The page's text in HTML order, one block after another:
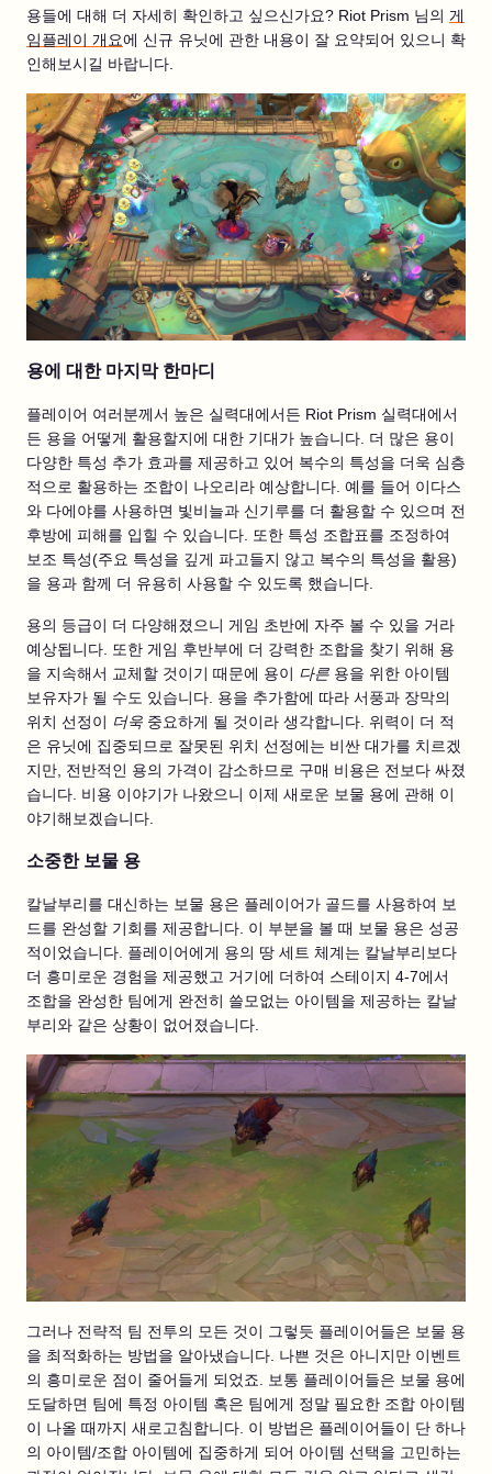
용들에 대해 더 자세히 확인하고 싶으신가요? Riot Prism 님의 게
임플레이 개요에 신규 유닛에 관한 내용이 잘 요약되어 있으니 확
인해보시길 바랍니다.
용에 대한 마지막 한마디
플레이어 여러분께서 높은 실력대에서든 Riot Prism 실력대에서
든 용을 어떻게 활용할지에 대한 기대가 높습니다. 더 많은 용이
다양한 특성 추가 효과를 제공하고 있어 복수의 특성을 더욱 심층
적으로 활용하는 조합이 나오리라 예상합니다. 예를 들어 이다스
와 다에야를 사용하면 빛비늘과 신기루를 더 활용할 수 있으며 전
후방에 피해를 입힐 수 있습니다. 또한 특성 조합표를 조정하여
보조 특성(주요 특성을 깊게 파고들지 않고 복수의 특성을 활용)
을 용과 함께 더 유용히 사용할 수 있도록 했습니다.
용의 등급이 더 다양해졌으니 게임 초반에 자주 볼 수 있을 거라
예상됩니다. 또한 게임 후반부에 더 강력한 조합을 찾기 위해 용
을 지속해서 교체할 것이기 때문에 용이 다른 용을 위한 아이템
보유자가 될 수도 있습니다. 용을 추가함에 따라 서풍과 장막의
위치 선정이 더욱 중요하게 될 것이라 생각합니다. 위력이 더 적
은 유닛에 집중되므로 잘못된 위치 선정에는 비싼 대가를 치르겠
지만, 전반적인 용의 가격이 감소하므로 구매 비용은 전보다 싸졌
습니다. 비용 이야기가 나왔으니 이제 새로운 보물 용에 관해 이
야기해보겠습니다.
소중한 보물 용
칼날부리를 대신하는 보물 용은 플레이어가 골드를 사용하여 보
드를 완성할 기회를 제공합니다. 이 부분을 볼 때 보물 용은 성공
적이었습니다. 플레이어에게 용의 땅 세트 체계는 칼날부리보다
더 흥미로운 경험을 제공했고 거기에 더하여 스테이지 4-7에서
조합을 완성한 팀에게 완전히 쓸모없는 아이템을 제공하는 칼날
부리와 같은 상황이 없어졌습니다.
그러나 전략적 팀 전투의 모든 것이 그렇듯 플레이어들은 보물 용
을 최적화하는 방법을 알아냈습니다. 나쁜 것은 아니지만 이벤트
의 흥미로운 점이 줄어들게 되었죠. 보통 플레이어들은 보물 용에
도달하면 팀에 특정 아이템 혹은 팀에게 정말 필요한 조합 아이템
이 나올 때까지 새로고침합니다. 이 방법은 플레이어들이 단 하나
의 아이템/조합 아이템에 집중하게 되어 아이템 선택을 고민하는